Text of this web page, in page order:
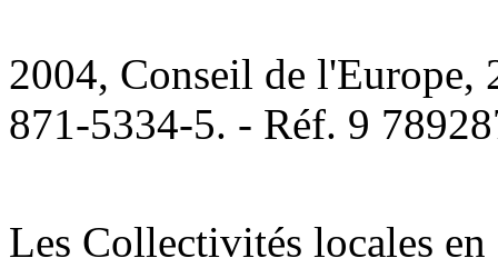
2004, Conseil de
871-5334-5. - Réf. 9
Les Collectivités locales